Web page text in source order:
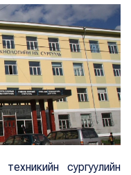
сургуулийн